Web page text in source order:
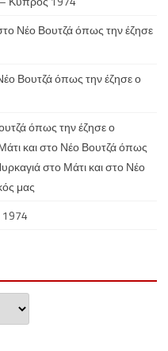
Νέο Βουτζά όπως την έζησε
Βουτζά όπως την έζησε ο
όπως την έζησε ο
και στο Νέο Βουτζά όπως
στο Μάτι και στο Νέο
μας